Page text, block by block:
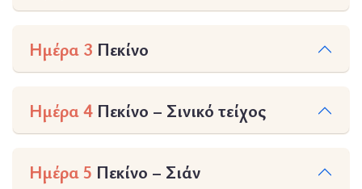
Ημέρα 3 Πεκίνο
Ημέρα 4 Πεκίνο – Σινικό τείχος
Ημέρα 5 Πεκίνο – Σιάν